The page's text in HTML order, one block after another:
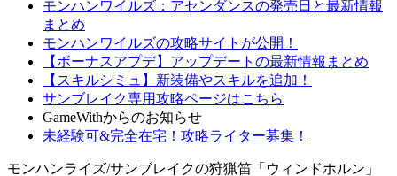
モンハンワイルズ：アセンダンスの発売日と最新情報
まとめ
モンハンワイルズの攻略サイトが公開！
【ボーナスアプデ】アップデートの最新情報まとめ
【スキルシミュ】新装備やスキルを追加！
サンブレイク専用攻略ページはこちら
GameWithからのお知らせ
未経験可&完全在宅！攻略ライター募集！
モンハンライズ/サンブレイクの狩猟笛「ウィンドホルン」